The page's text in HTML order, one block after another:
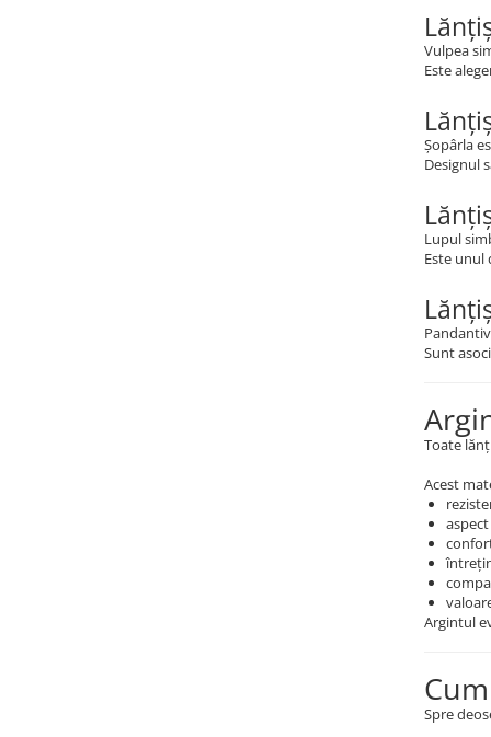
Vulpea
Este
Șopârla
Designul
Lupul
Este
Sunt
Toate
Acest
Argintul
Spre